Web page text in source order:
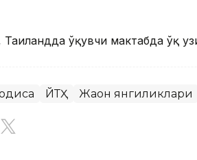
Таиландда ўқувчи мактабда ўқ
ЙТҲ Жаҳон янгиликлари